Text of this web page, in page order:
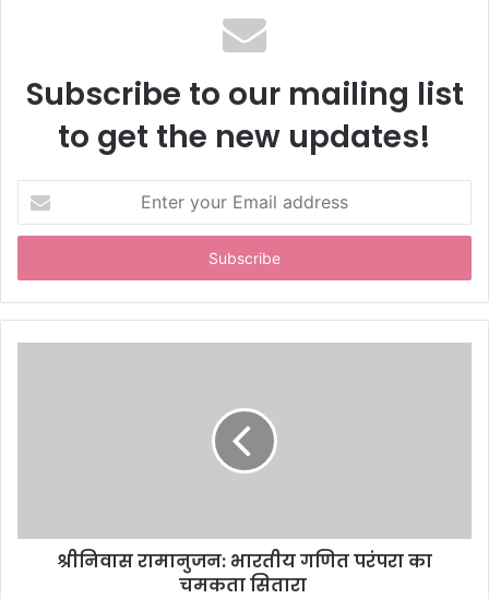
Subscribe to our mailing list
to get the new updates!
t
r
y
श्रीनिवास रामानुजन: भारतीय गणित परंपरा का
चमकता सितारा